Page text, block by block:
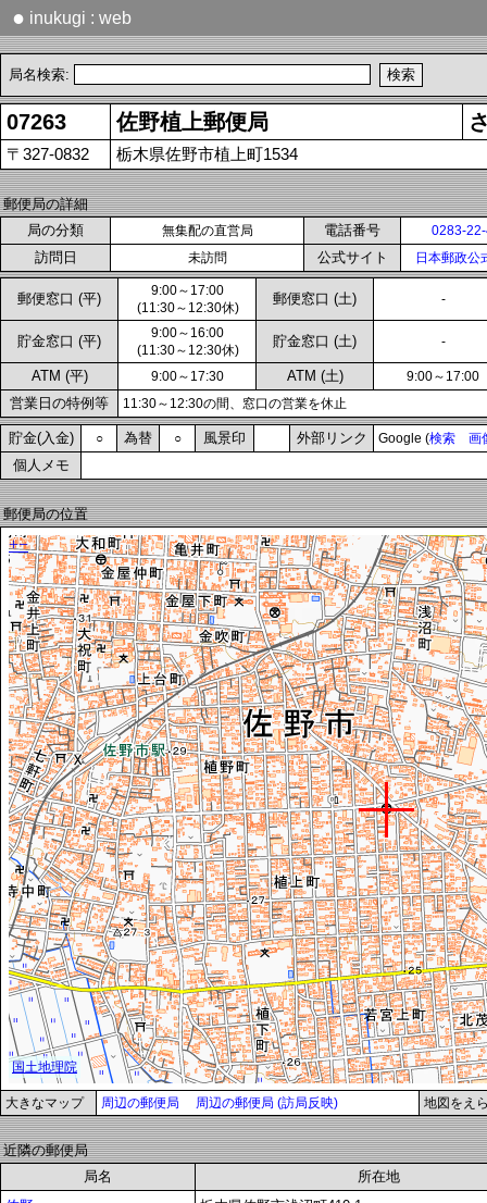
● inukugi : web
局名検索:
07263 佐野植上郵便局
〒327-0832 栃木県佐野市植上町1534
郵便局の詳細
局の分類
無集配の直営局 電話番号 0283-
訪問日 未訪問 公式サイト 日本郵政公
郵便窓口 (平)
9:00～17:00
(11:30～12:30休)
郵便窓口 (土) -
貯金窓口 (平)
9:00～16:00
(11:30～12:30休)
貯金窓口 (土) -
ATM (平) 9:00～17:30 ATM (土) 9:00～17:00
営業日の特例等 11:30～12:30の間、窓口の営業を休止
貯金(入金) ○ 為替 ○ 風景印 外部リンク Google (検索 画
個人メモ
郵便局の位置
大きなマップ 周辺の郵便局 周辺の郵便局 (訪局反映) 地図をえ
近隣の郵便局
局名
所在地